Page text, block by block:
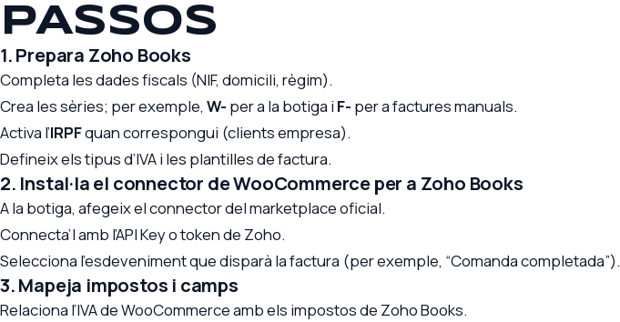
PASSOS
1. Prepara Zoho Books
Completa les dades fiscals (NIF, domicili, règim).
Crea les sèries; per exemple, W- per a la botiga i F- per a factures manuals.
Activa l’IRPFquan correspongui (clients empresa).
Defineix els tipus d’IVA i les plantilles de factura.
2. Instal·la el connector de WooCommerce per a Zoho Books
A la botiga, afegeix el connector del marketplace oficial.
Connecta’l amb l’API Key o token de Zoho.
Selecciona l’esdeveniment que disparà la factura (per exemple, “Comanda completada”).
3. Mapeja impostos i camps
Relaciona l’IVA de WooCommerce amb els impostos de Zoho Books.